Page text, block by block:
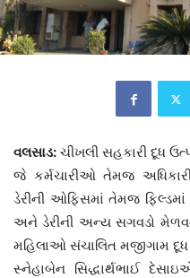
વલસાડ: ચીખલી સહકારી દૂધ
જે કર્મચારીઓ તેમજ
ડેરીની ઓફિસમાં તેમજ
અને ડેરીની અન્ય સગવડો
મહિલાઓ સંચાલિત મજીગામ દૂધ
સ્નેહાબેન સિદ્ધાર્થભાઈ